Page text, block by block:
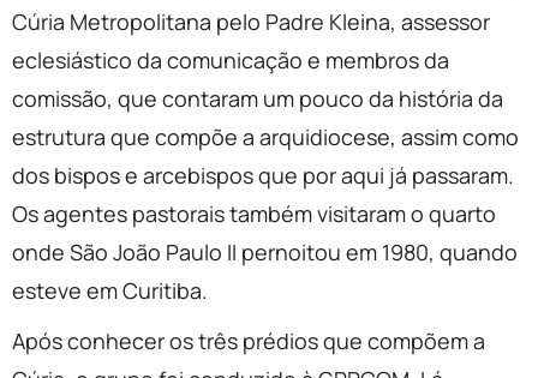
Cúria Metropolitana pelo Padre Kleina, assessor
eclesiástico da comunicação e membros da
comissão, que contaram um pouco da história da
estrutura que compõe a arquidiocese, assim como
dos bispos e arcebispos que por aqui já passaram.
Os agentes pastorais também visitaram o quarto
onde São João Paulo II pernoitou em 1980, quando
esteve em Curitiba.
Após conhecer os três prédios que compõem a